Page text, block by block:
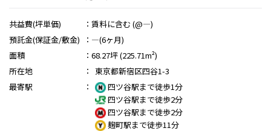
共益費(坪単価) ： 賃料に含む (@―)
預託金(保証金/敷金)
： ―(6ヶ月)
面積
： 68.27坪 (225.71m²)
所在地
：
東京都新宿区四谷1-3
最寄駅
：
四ツ谷駅まで徒歩1分
四ツ谷駅まで徒歩2分
四ツ谷駅まで徒歩2分
麹町駅まで徒歩11分